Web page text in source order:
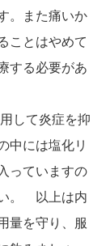
。また痛いか
ことはやめて
する必要があ
して炎症を抑
中には塩化リ
っていますの
。 以上は内
量を守り、服